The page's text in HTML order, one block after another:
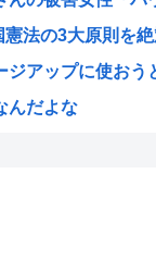
憲法の3大原則を
ジアップに使おう
んだよな